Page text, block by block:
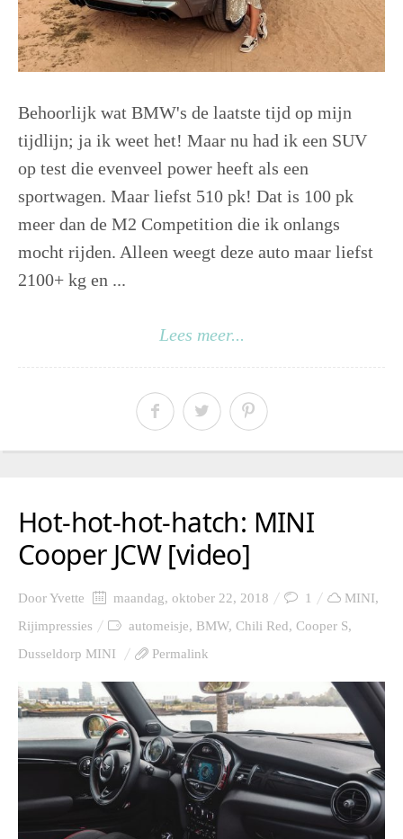
Behoorlijk wat BMW's de laatste tijd op mijn
tijdlijn; ja ik weet het! Maar nu had ik een SUV
op test die evenveel power heeft als een
sportwagen. Maar liefst 510 pk! Dat is 100 pk
meer dan de M2 Competition die ik onlangs
mocht rijden. Alleen weegt deze auto maar liefst
2100+ kg en ...
Lees meer...
Hot-hot-hot-hatch: MINI
Cooper JCW [video]
DoorYvette maandag, oktober 22, 2018 1 MINI,
Rijimpressies
automeisje, BMW, Chili Red, Cooper S,
Dusseldorp MINI
Permalink